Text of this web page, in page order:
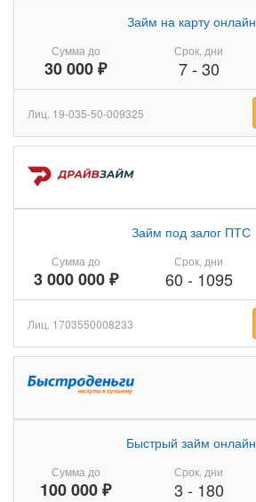
Сумма до
30 000 ₽
Займ на карту онлайн
Срок, дни
7- 30
Лиц. 19-035-50-009325
Сумма до
3 000 000 ₽
Займ под залог ПТС
Срок, дни
60 - 1095
Лиц. 1703550008233
Сумма до
100 000 ₽
Быстрый займ онлайн
Срок, дни
3 - 180